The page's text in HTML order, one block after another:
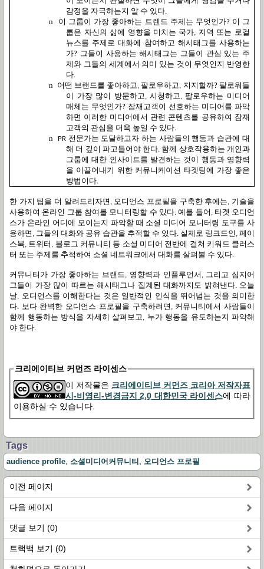
감정을 자극하는지 알 수 있다.
n 이 그룹이 가장 좋아하는 트렌드 주제는 무엇인가? 이 그
룹은 자신의 삶에 영향을 미치는 국가, 지역 또는 로컬
뉴스를 주제로 대화에 참여하고 해시태그를 사용하는
가? 그들이 사용하는 해시태그는 그들이 관심 있는 주
제와 그들의 세계에서 의미 있는 것이 무엇인지 반영한
다.
n 어떤 브랜드를 좋아하고 ,팔로우하고 , 지지할까? 팔로워들
이 가장 많이 방문하고 , 시청하고 ,팔로우하는 미디어
매체는 무엇인가? 잠재고객이 선호하는 미디어를 파악
하면 이러한 미디어에서 관련 콘텐츠를 공유하여 잠재
고객의 관심을 더욱 높일 수 있다.
n PR 전문가는 도달하고자 하는 사람들의 행동과 습관에 대
해 더 깊이 파고들어야 한다. 함께 상호작용하는 개인과
그룹에 대한 인사이트를 발견하는 것이 행동과 영향력
을 이끌어내기 위한 커뮤니케이션 타겟팅에 가장 좋은
방법이다.
한 가지 팁을 더 알려드리자면 , 오디언스 프로필을 구축한 후에는, 기술을
사용하여 온라인 그룹 참여를 모니터링할 수 있다.예를 들어 , 타겟 오디언
스가 온라인 어디에 모이는지 파악할 때 소셜 미디어 모니터링 도구를 사
용하면 , 그들의 대화와 공유 습관을 추적할 수 있다. 실제로 링크드인 , 페이
스북, 트위터 , 블로그 커뮤니티 등 소셜 미디어 전반에 걸쳐 키워드 클러스
터 또는 주제를 추적하여 소셜 네트워크에서 대화를 살펴볼 수 있다.
커뮤니티가 가장 좋아하는 브랜드 , 영향력과 인플루언서 , 그리고 심지어
그들이 가장 많이 따르는 해시태그나 집계된 대화까지도 밝혀낸다. 오늘
날, 오디언스를 이해한다는 것은 일반적인 인식을 뛰어넘는 것을 의미한
다. 보다 완벽한 오디언스 프로필을 구축하려면 , 커뮤니티에서 사람들이
함께 행동하는 방식을 자세히 살펴보고 , 누가 행동을 유도하는지 파악해
야 한다.
크리에이티브 커먼즈 라이센스
이 저작물은 크리에이티브 커먼즈 코리아 저작자표
시-비영리-변경금지 2.0 대한민국 라이센스에 따라
이용하실 수 있습니다.
Tags
audience profile 소셜미디어커뮤니티 오디언스 프로필
이전 페이지
다음 페이지
댓글 보기 (0)
트랙백 보기 (0)